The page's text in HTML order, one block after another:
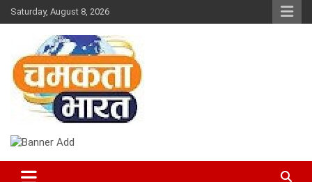
Skip
to
Saturday, August 8, 2026
CHAMAKTA BHARAT